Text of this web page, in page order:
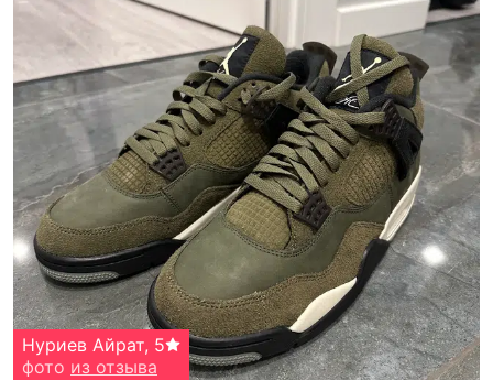
Тройная гарантия
оригинальности
Товар сертифицирован и опломбирован.
Проверяем на оригинальность
по 16 параметрам.
Если придёт подделка — вернём деньги
в трёхкратном размере.
Как мы провеяем товары
Нуриев Айрат, 5
фото из отзыва